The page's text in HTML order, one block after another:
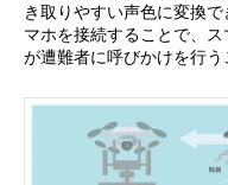
き取りやすい声色に変換
マホを接続することで、
が遭難者に呼びかけを行う